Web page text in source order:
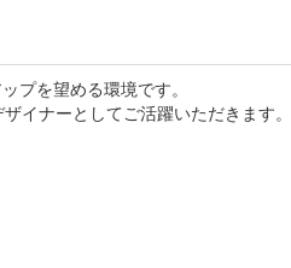
プを望める環境です。
イナーとしてご活躍いただきます